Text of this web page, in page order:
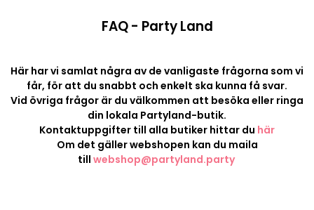
FAQ - Party Land
Här har vi samlat några av de vanligaste frågorna som vi
får, för att du snabbt och enkelt ska kunna få svar.
Vid övriga frågor är du välkommen att besöka eller ringa
din lokala Partyland-butik.
Kontaktuppgifter till alla butiker hittar du här
Om det gäller webshopen kan du maila
till webshop@partyland.party